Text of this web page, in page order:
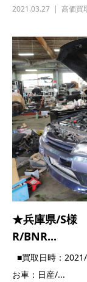
2021.03.27 高価買
★兵庫県/S
R/BNR...
■買取日時：
お車：日産/...